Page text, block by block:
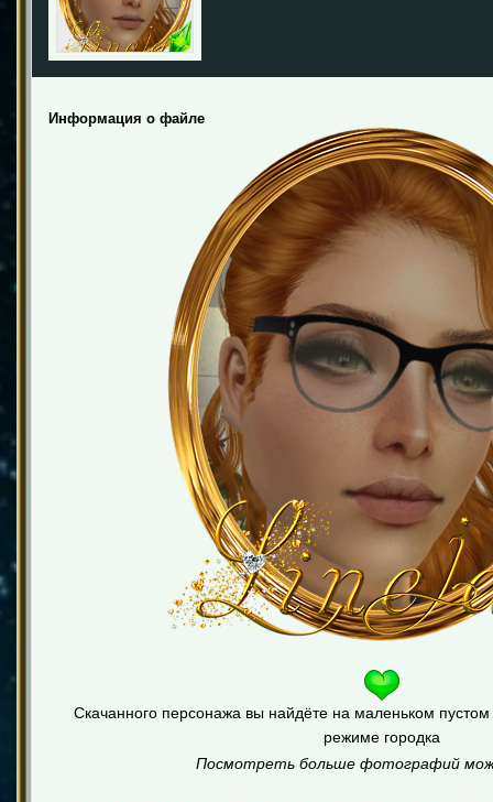
Информация о файле
Скачанного персонажа вы найдёте на маленьком пустом
режиме городка
Посмотреть больше фотографий